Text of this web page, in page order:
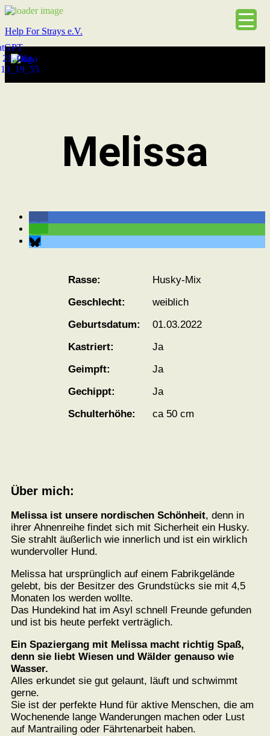
Help For Strays e.V.
Melissa
Rasse:
Geschlecht:
Geburtsdatum:
Kastriert:
Geimpft:
Gechippt:
Schulterhöhe:
Husky-Mix
weiblich
01.03.2022
Ja
Ja
Ja
ca 50 cm
Über mich:
Melissa ist unsere nordischen Schönheit, denn in
ihrer Ahnenreihe findet sich mit Sicherheit ein Husky.
Sie strahlt äußerlich wie innerlich und ist ein wirklich
wundervoller Hund.
Melissa hat ursprünglich auf einem Fabrikgelände
gelebt, bis der Besitzer des Grundstücks sie mit 4,5
Monaten los werden wollte.
Das Hundekind hat im Asyl schnell Freunde gefunden
und ist bis heute perfekt verträglich.
Ein Spaziergang mit Melissa macht richtig Spaß,
denn sie liebt Wiesen und Wälder genauso wie
Wasser.
Alles erkundet sie gut gelaunt, läuft und schwimmt
gerne.
Sie ist der perfekte Hund für aktive Menschen, die am
Wochenende lange Wanderungen machen oder Lust
auf Mantrailing oder Fährtenarbeit haben.